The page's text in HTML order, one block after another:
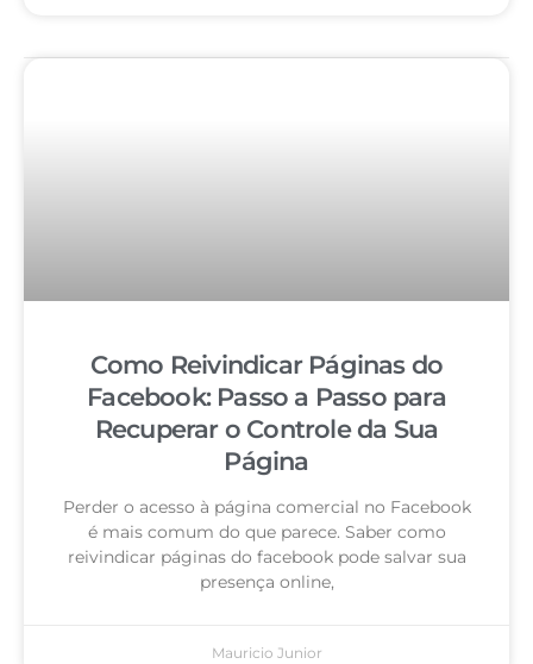
Como Reivindicar Páginas do
Facebook: Passo a Passo para
Recuperar o Controle da Sua
Página
Perder o acesso à página comercial no Facebook
é mais comum do que parece. Saber como
reivindicar páginas do facebook pode salvar sua
presença online,
Mauricio Junior